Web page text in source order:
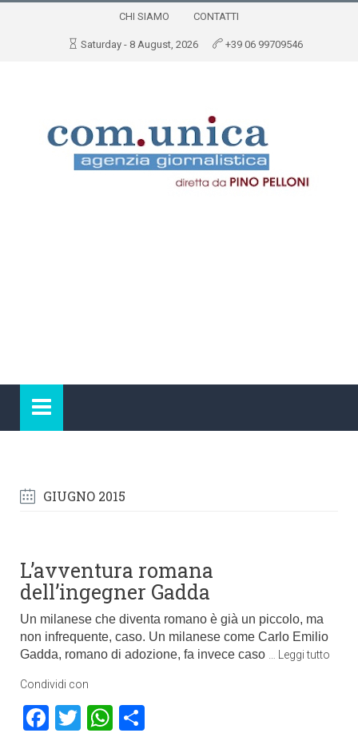
CHI SIAMO CONTATTI
Saturday - 8 August, 2026 +39 06 99709546
GIUGNO 2015
L’avventura romana
dell’ingegner Gadda
Un milanese che diventa romano è già un piccolo, ma
non infrequente, caso. Un milanese come Carlo Emilio
Gadda, romano di adozione, fa invece caso
Leggi tutto
Condividi con
Facebook
TwitterWhatsApp